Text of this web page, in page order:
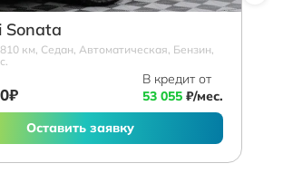
Sonata
810 км, Седан, Автоматическая, Бензин,
В кредит от
53 055 ₽/мес.
Оставить заявку